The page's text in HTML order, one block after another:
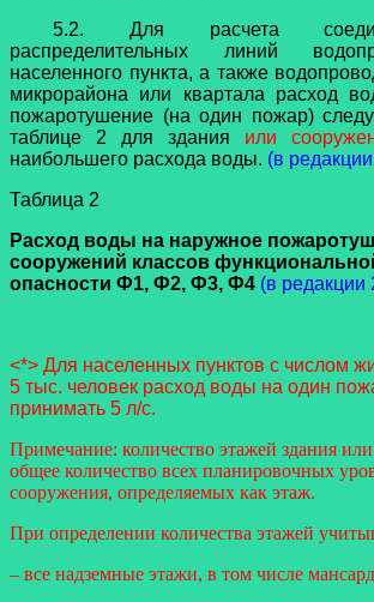
5.2. Для расчета
распределительных линий
населенного пункта, а также
микрорайона или квартала расход
пожаротушение (на один пожар)
таблице 2 для здания или
наибольшего расхода воды. (в
Таблица 2
Расход воды на наружное
сооружений классов
опасности Ф1, Ф2, Ф3, Ф4 (в редакции
<*> Для населенных пунктов с числом
5 тыс. человек расход воды на один
принимать 5 л/с.
Примечание: количество этажей здания
общее количество всех планировочных
сооружения, определяемых как этаж.
При определении количества этажей
– все надземные этажи, в том числе